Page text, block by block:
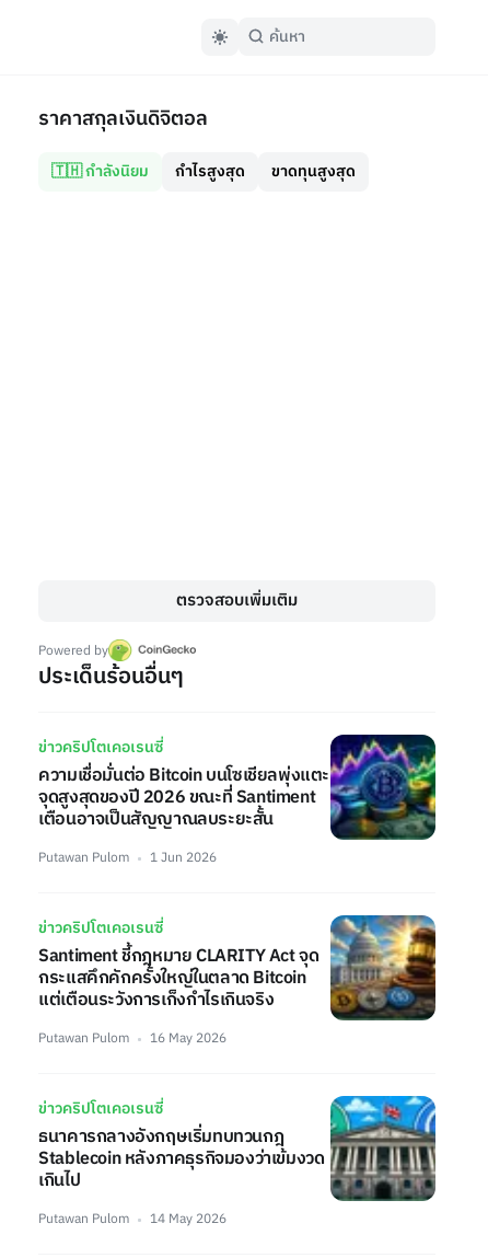
ราคาสกุลเงินดิจิตอล
🇹🇭 กำลังนิยม กำไรสูงสุด ขาดทุนสูงสุด
ตรวจสอบเพิ่มเติม
Powered by
ประเด็นร้อนอื่นๆ
ข่าวคริปโตเคอเรนซี่
ความเชื่อมั่นต่อ Bitcoin บนโซเชียลพุ่งแตะ
จุดสูงสุดของปี 2026 ขณะที่ Santiment
เตือนอาจเป็นสัญญาณลบระยะสั้น
Putawan Pulom 1 Jun 2026
ข่าวคริปโตเคอเรนซี่
Santiment ชี้กฎหมาย CLARITY Act จุด
กระแสคึกคักครั้งใหญ่ในตลาด Bitcoin
แต่เตือนระวังการเก็งกำไรเกินจริง
Putawan Pulom 16 May 2026
ข่าวคริปโตเคอเรนซี่
ธนาคารกลางอังกฤษเริ่มทบทวนกฎ
Stablecoin หลังภาคธุรกิจมองว่าเข้มงวด
เกินไป
Putawan Pulom 14 May 2026